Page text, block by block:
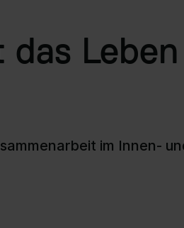
im Innen-